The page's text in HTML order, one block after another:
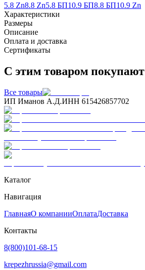
5.8 Zn8.8 Zn5.8 БП10.9 БП8.8 БП10.9 Zn
Характеристики
Размеры
Описание
Оплата и доставка
Сертификаты
С этим товаром покупают
Все товары
ИП Иманов А.Д.ИНН 615426857702
Каталог
Навигация
ГлавнаяО компанииОплатаДоставка
Контакты
8(800)101-68-15
krepezhrussia@gmail.com